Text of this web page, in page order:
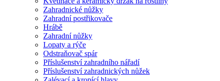
Zahradnické nůžky
Zahradní postřikovače
Hrábě
Zahradní nůžky
Lopaty a rýče
Odstraňovač spár
Příslušenství zahradního nářadí
Příslušenství zahradnických nůžek